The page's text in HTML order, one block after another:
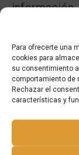
Para ofrecerte una
cookies para
su consentimiento
comportamiento de
Rechazar el
características y
información
que pasa,
trabajo; si
habido una
modificar
cambio que